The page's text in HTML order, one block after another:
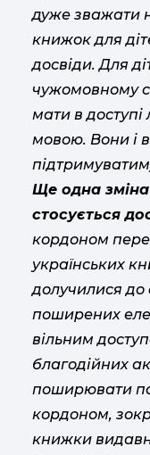
дуже зважати
книжок для
досвіди. Для
чужомовному
мати в доступі
мовою. Вони і
Ще одна зміна
стосується
кордоном
українських
долучилися
поширених
вільним
благодійних
поширювати
кордоном,
книжки